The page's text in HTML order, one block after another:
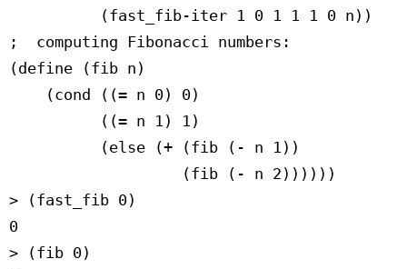
(fast_fib‑iter 1 0 1 1 1 0 n))
; computing Fibonacci numbers:
(define (fib n)
(cond ((= n 0) 0)
((= n 1) 1)
(else (+ (fib (‑ n 1))
(fib (‑ n 2))))))
> (fast_fib 0)
0
> (fib 0)